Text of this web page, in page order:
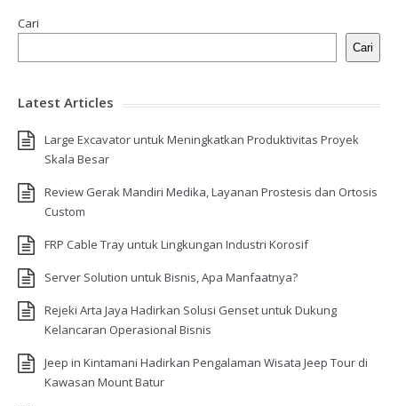
Cari
Cari
Latest Articles
Large Excavator untuk Meningkatkan Produktivitas Proyek
Skala Besar
Review Gerak Mandiri Medika, Layanan Prostesis dan Ortosis
Custom
FRP Cable Tray untuk Lingkungan Industri Korosif
Server Solution untuk Bisnis, Apa Manfaatnya?
Rejeki Arta Jaya Hadirkan Solusi Genset untuk Dukung
Kelancaran Operasional Bisnis
Jeep in Kintamani Hadirkan Pengalaman Wisata Jeep Tour di
Kawasan Mount Batur